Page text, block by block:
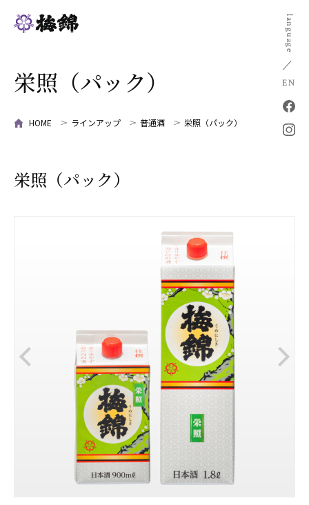
language
EN
栄照（パック）
HOME ラインアップ 普通酒 栄照（パック）
栄照（パック）